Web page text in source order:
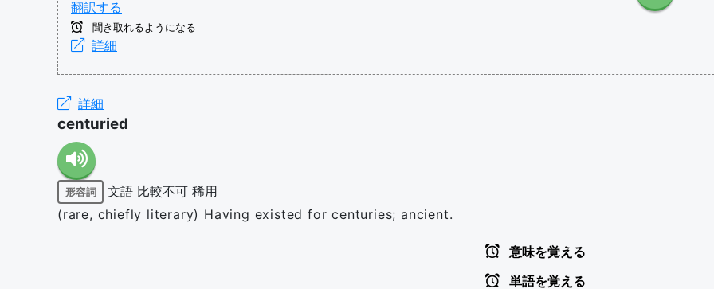
翻訳する
聞き取れるようになる
詳細
詳細
centuried
形容詞 文語 比較不可 稀用
(rare, chiefly literary) Having existed for centuries; ancient.
意味を覚える
単語を覚える